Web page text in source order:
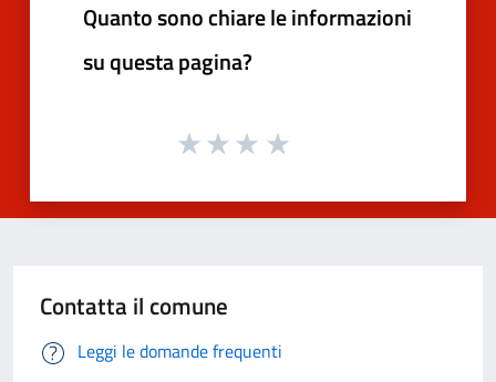
Quanto sono chiare le informazioni
su questa pagina?
Contatta il comune
Leggi le domande frequenti